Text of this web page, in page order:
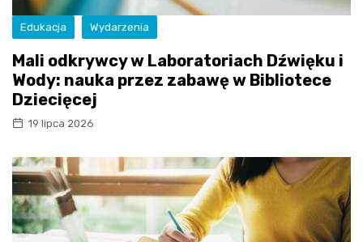
Edukacja Wydarzenia
Mali odkrywcy w Laboratoriach Dźwięku i
Wody: nauka przez zabawę w Bibliotece
Dziecięcej
19 lipca 2026